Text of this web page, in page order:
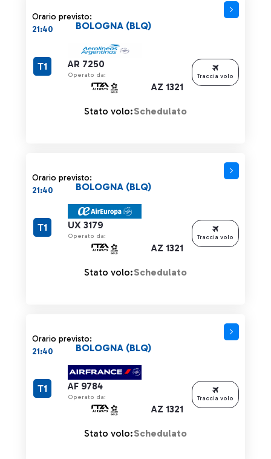
Orario previsto:
21:40
AR 7250
Operato da:
AZ 1321
BOLOGNA (BLQ)
T1
Stato volo:Schedulato
Traccia volo
Orario previsto:
21:40
UX 3179
Operato da:
AZ 1321
BOLOGNA (BLQ)
T1
Stato volo:Schedulato
Traccia volo
Orario previsto:
21:40
AF 9784
Operato da:
AZ 1321
BOLOGNA (BLQ)
T1
Stato volo:Schedulato
Traccia volo